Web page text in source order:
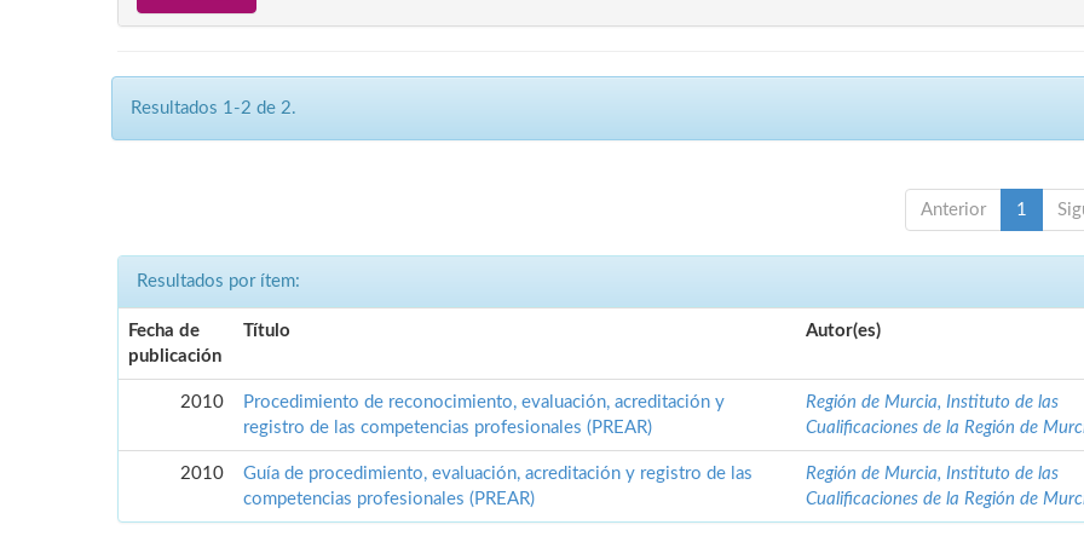
Resultados 1-2 de 2.
Anterior 1
Resultados por ítem:
Fecha de
publicación
Título Autor(es)
2010
Procedimiento de reconocimiento, evaluación, acreditación y
registro de las competencias profesionales (PREAR)
Región de Murcia, Instituto de las
Cualificaciones de la Región de
2010
Guía de procedimiento, evaluación, acreditación y registro de las
competencias profesionales (PREAR)
Región de Murcia, Instituto de las
Cualificaciones de la Región de